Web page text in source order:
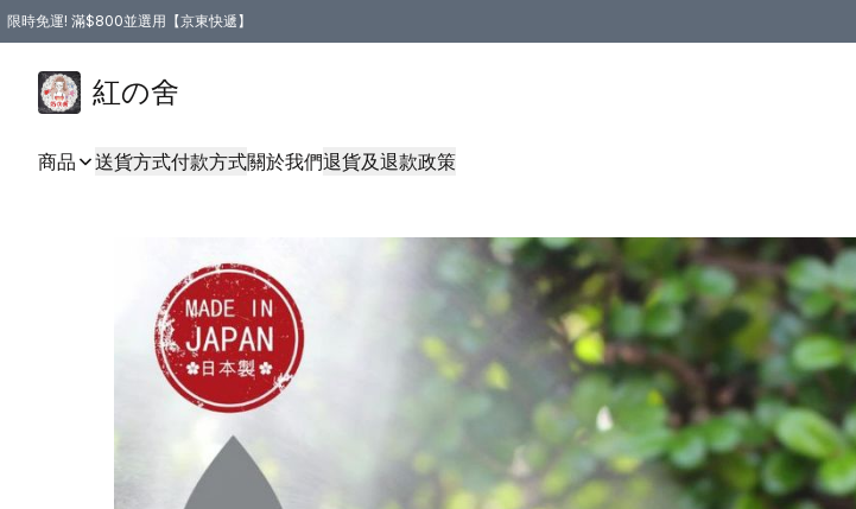
限時免運! 滿$800並選用【京東快遞】
紅の舍
商品 送貨方式付款方式關於我們退貨及退款政策